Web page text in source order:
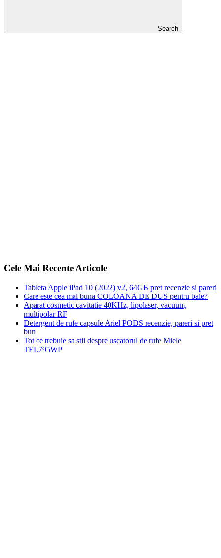
Search
Cele Mai Recente Articole
Tableta Apple iPad 10 (2022) v2, 64GB pret recenzie si pareri
Care este cea mai buna COLOANA DE DUS pentru baie?
Aparat cosmetic cavitatie 40KHz, lipolaser, vacuum,
multipolar RF
Detergent de rufe capsule Ariel PODS recenzie, pareri si pret
bun
Tot ce trebuie sa stii despre uscatorul de rufe Miele
TEL795WP